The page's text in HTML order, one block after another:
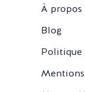
À propos
Blog
Politique